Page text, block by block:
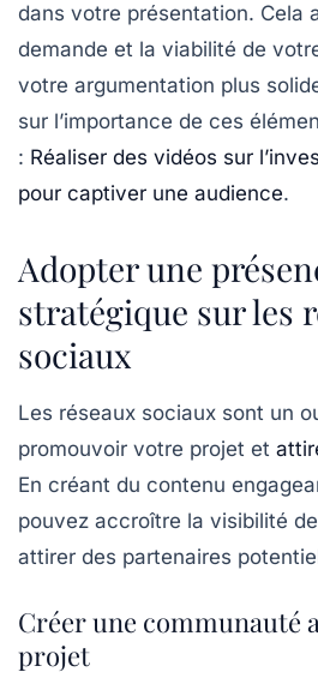
dans votre présentation. Cela
demande et la viabilité de
votre argumentation plus
sur l’importance de ces
: Réaliser des vidéos sur
pour captiver une audience.
Adopter une
stratégique sur les
sociaux
Les réseaux sociaux sont un
promouvoir votre projet et
En créant du contenu
pouvez accroître la visibilité
attirer des partenaires
Créer une communauté
projet